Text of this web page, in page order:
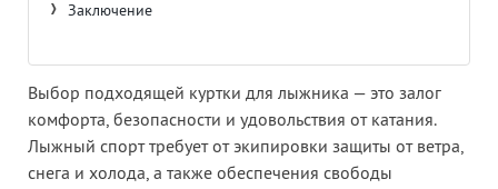
Заключение
Выбор подходящей куртки для лыжника — это залог
комфорта, безопасности и удовольствия от катания.
Лыжный спорт требует от экипировки защиты от ветра,
снега и холода, а также обеспечения свободы